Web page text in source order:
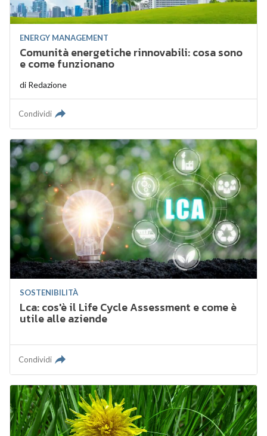
ENERGY MANAGEMENT
Comunità energetiche rinnovabili: cosa sono
e come funzionano
di Redazione
Condividi
SOSTENIBILITÀ
Lca: cos'è il Life Cycle Assessment e come è
utile alle aziende
Condividi